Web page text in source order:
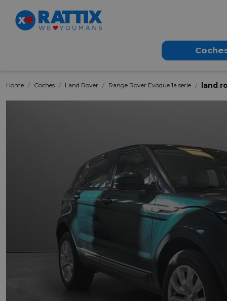
Home Coches Land Rover Range Rover Evoque 1a serie land